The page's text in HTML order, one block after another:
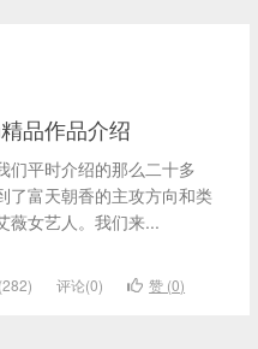
品作品介绍
们平时介绍的那么二十多
了富天朝香的主攻方向和类
薇女艺人。我们来...
评论(0) 赞 (0)